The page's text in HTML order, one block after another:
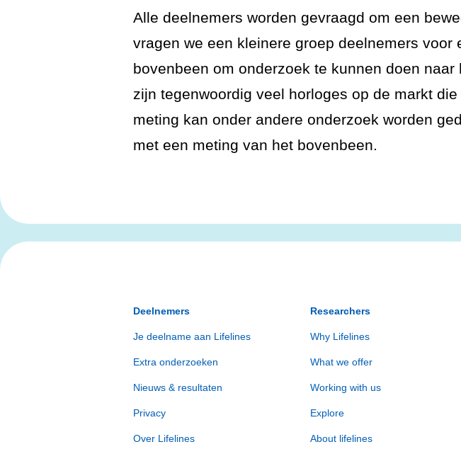
Alle deelnemers worden gevraagd om een
vragen we een kleinere groep deelnemers
bovenbeen om onderzoek te kunnen doen
zijn tegenwoordig veel horloges op de markt
meting kan onder andere onderzoek worden
met een meting van het bovenbeen.
Deelnemers
Je deelname aan Lifelines
Extra onderzoeken
Nieuws & resultaten
Privacy
Over Lifelines
Researchers
Why Lifelines
What we offer
Working with us
Explore
About lifelines